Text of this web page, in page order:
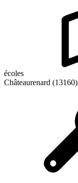
écoles
Châteaurenard (13160)